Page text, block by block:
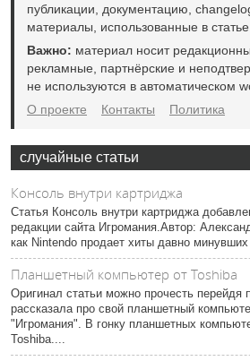
публикации, документацию,
материалы, использованные в статье.
Важно: материал носит
рекламные, партнёрские и
не используются в автоматическом
О проекте
Контакты Политика
случайные статьи
Консоль внутри картриджа
Статья Консоль внутри картриджа
редакции сайта Игромания.Автор:
как Nintendo продает хиты давно
Планшетный компьютер от Toshiba
Оригинал статьи можно прочесть перейдя
рассказала про свой планшетный
"Игромания". В гонку планшетных
Toshiba....